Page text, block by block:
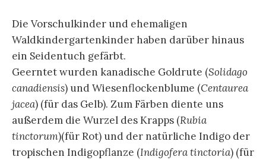
Die Vorschulkinder und ehemaligen
Waldkindergartenkinder haben darüber hinaus
ein Seidentuch gefärbt.
Geerntet wurden kanadische Goldrute (Solidago
canadiensis) und Wiesenflockenblume (Centaurea
jacea) (für das Gelb). Zum Färben diente uns
außerdem die Wurzel des Krapps (Rubia
tinctorum)(für Rot) und der natürliche Indigo der
tropischen Indigopflanze (Indigofera tinctoria) (für